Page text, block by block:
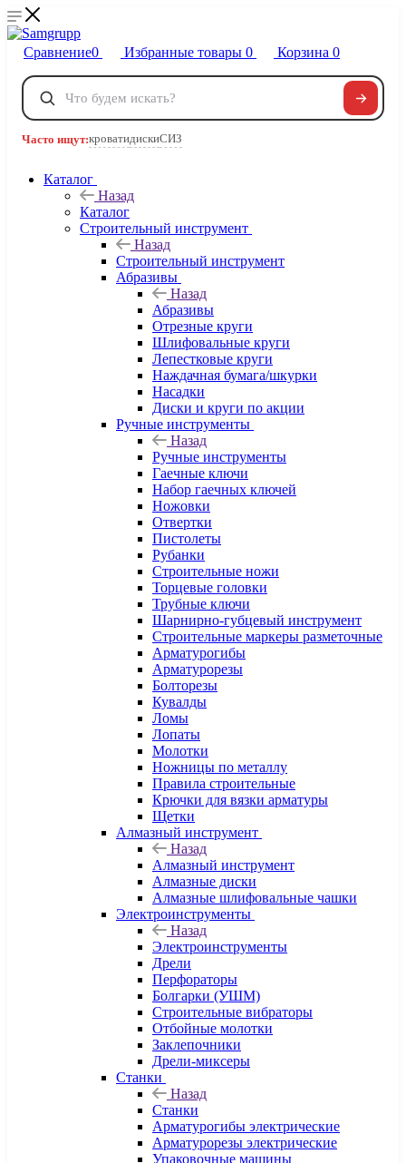
Сравнение0 Избранные товары 0 Корзина 0
Телефоны
8 800 222-40-09
Часто ищут:кроватидискиСИЗ
Каталог
Назад
Каталог
Строительный инструмент
Назад
Строительный инструмент
Абразивы
Назад
Абразивы
Отрезные круги
Шлифовальные круги
Лепестковые круги
Наждачная бумага/шкурки
Насадки
Диски и круги по акции
Ручные инструменты
Назад
Ручные инструменты
Гаечные ключи
Набор гаечных ключей
Ножовки
Отвертки
Пистолеты
Рубанки
Строительные ножи
Торцевые головки
Трубные ключи
Шарнирно-губцевый инструмент
Строительные маркеры разметочные
Арматурогибы
Арматурорезы
Болторезы
Кувалды
Ломы
Лопаты
Молотки
Ножницы по металлу
Правила строительные
Крючки для вязки арматуры
Щетки
Алмазный инструмент
Назад
Алмазный инструмент
Алмазные диски
Алмазные шлифовальные чашки
Электроинструменты
Назад
Электроинструменты
Дрели
Перфораторы
Болгарки (УШМ)
Строительные вибраторы
Отбойные молотки
Заклепочники
Дрели-миксеры
Станки
Назад
Станки
Арматурогибы электрические
Арматурорезы электрические
Упаковочные машины